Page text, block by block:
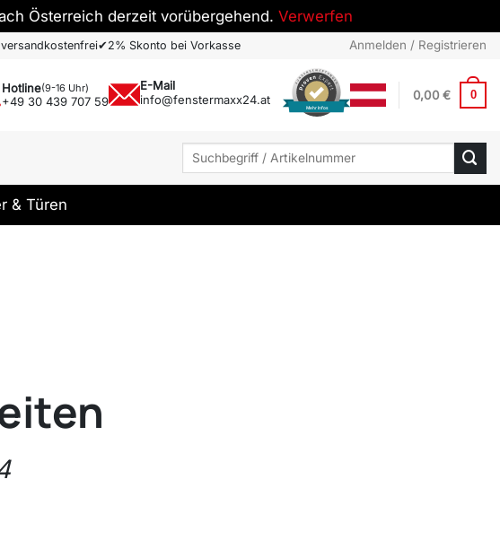
Österreich derzeit vorübergehend. Verwerfen
✔2% Skonto bei Vorkasse Anmelden / Registrieren
Hotline(9-16 Uhr)
+49 30 439 707 59
E-Mail
info@fenstermaxx24.at
Mehr Infos
0,00€ 0
Suchen
& Türen